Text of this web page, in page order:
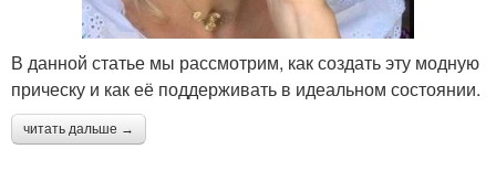
В данной статье мы рассмотрим, как создать эту модную
прическу и как её поддерживать в идеальном состоянии.
читать дальше →